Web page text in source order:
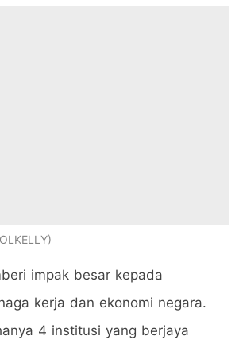
impak besar kepada
kerja dan ekonomi negara.
4 institusi yang berjaya